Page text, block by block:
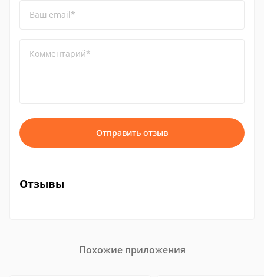
Ваш email*
Комментарий*
Отправить отзыв
Отзывы
Похожие приложения